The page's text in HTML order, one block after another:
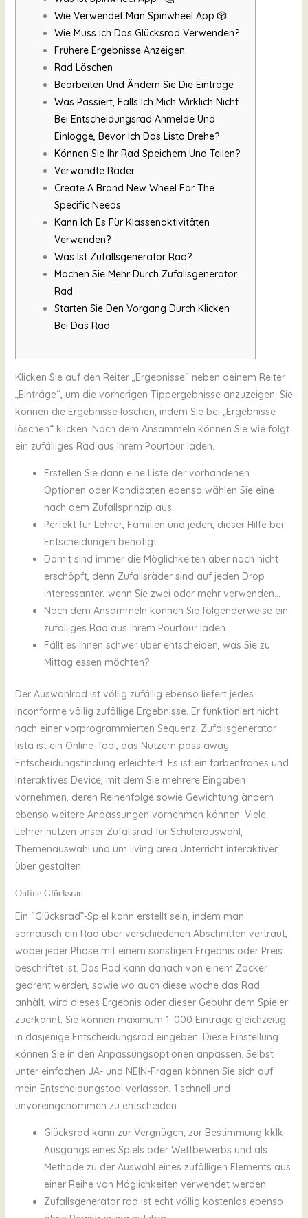
Wie Verwendet Man Spinwheel App 🎲
Wie Muss Ich Das Glücksrad Verwenden?
Frühere Ergebnisse Anzeigen
Rad Löschen
Bearbeiten Und Ändern Sie Die Einträge
Was Passiert, Falls Ich Mich Wirklich Nicht
Bei Entscheidungsrad Anmelde Und
Einlogge, Bevor Ich Das Lista Drehe?
Können Sie Ihr Rad Speichern Und Teilen?
Verwandte Räder
Create A Brand New Wheel For The
Specific Needs
Kann Ich Es Für Klassenaktivitäten
Verwenden?
Was Ist Zufallsgenerator Rad?
Machen Sie Mehr Durch Zufallsgenerator
Rad
Starten Sie Den Vorgang Durch Klicken
Bei Das Rad
Klicken Sie auf den Reiter „Ergebnisse“ neben deinem Reiter
„Einträge“, um die vorherigen Tippergebnisse anzuzeigen. Sie
können die Ergebnisse löschen, indem Sie bei „Ergebnisse
löschen“ klicken. Nach dem Ansammeln können Sie wie folgt
ein zufälliges Rad aus Ihrem Pourtour laden.
Erstellen Sie dann eine Liste der vorhandenen
Optionen oder Kandidaten ebenso wählen Sie eine
nach dem Zufallsprinzip aus.
Perfekt für Lehrer, Familien und jeden, dieser Hilfe bei
Entscheidungen benötigt.
Damit sind immer die Möglichkeiten aber noch nicht
erschöpft, denn Zufallsräder sind auf jeden Drop
interessanter, wenn Sie zwei oder mehr verwenden…
Nach dem Ansammeln können Sie folgenderweise ein
zufälliges Rad aus Ihrem Pourtour laden.
Fällt es Ihnen schwer über entscheiden, was Sie zu
Mittag essen möchten?
Der Auswahlrad ist völlig zufällig ebenso liefert jedes
Inconforme völlig zufällige Ergebnisse. Er funktioniert nicht
nach einer vorprogrammierten Sequenz. Zufallsgenerator
lista ist ein Online-Tool, das Nutzern pass away
Entscheidungsfindung erleichtert. Es ist ein farbenfrohes und
interaktives Device, mit dem Sie mehrere Eingaben
vornehmen, deren Reihenfolge sowie Gewichtung ändern
ebenso weitere Anpassungen vornehmen können. Viele
Lehrer nutzen unser Zufallsrad für Schülerauswahl,
Themenauswahl und um living area Unterricht interaktiver
über gestalten.
Online Glücksrad
Ein “Glücksrad”-Spiel kann erstellt sein, indem man
somatisch ein Rad über verschiedenen Abschnitten vertraut,
wobei jeder Phase mit einem sonstigen Ergebnis oder Preis
beschriftet ist. Das Rad kann danach von einem Zocker
gedreht werden, sowie wo auch diese woche das Rad
anhält, wird dieses Ergebnis oder dieser Gebühr dem Spieler
zuerkannt. Sie können maximum 1. 000 Einträge gleichzeitig
in dasjenige Entscheidungsrad eingeben. Diese Einstellung
können Sie in den Anpassungsoptionen anpassen. Selbst
unter einfachen JA- und NEIN-Fragen können Sie sich auf
mein Entscheidungstool verlassen, 1 schnell und
unvoreingenommen zu entscheiden.
Glücksrad kann zur Vergnügen, zur Bestimmung kklk
Ausgangs eines Spiels oder Wettbewerbs und als
Methode zu der Auswahl eines zufälligen Elements aus
einer Reihe von Möglichkeiten verwendet werden.
Zufallsgenerator rad ist echt völlig kostenlos ebenso